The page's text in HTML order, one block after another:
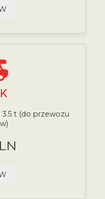
t (do przewozu